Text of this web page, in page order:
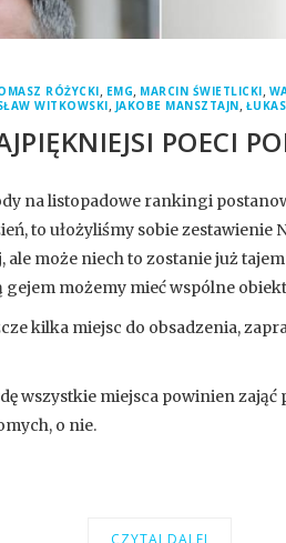
RÓŻYCKI, EMG, MARCIN ŚWIETLICKI,
WITKOWSKI, JAKOBE MANSZTAJN,
POECI
na listopadowe rankingi
to ułożyliśmy sobie zestawienie
ale może niech to zostanie już
możemy mieć wspólne
kilka miejsc do obsadzenia,
wszystkie miejsca powinien zająć
o nie.
CZYTAJ DALEJ